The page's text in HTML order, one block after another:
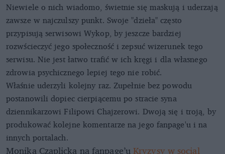
Niewiele o nich wiadomo, świetnie się maskują i uderzają
zawsze w najczulszy punkt. Swoje "dzieła" często
przypisują serwisowi Wykop, by jeszcze bardziej
rozwścieczyć jego społeczność i zepsuć wizerunek tego
serwisu. Nie jest łatwo trafić w ich kręgi i dla własnego
zdrowia psychicznego lepiej tego nie robić.
Właśnie uderzyli kolejny raz. Zupełnie bez powodu
postanowili dopiec cierpiącemu po stracie syna
dziennikarzowi Filipowi Chajzerowi. Dwoją się i troją, by
produkować kolejne komentarze na jego fanpage'u i na
innych portalach.
Monika Czaplicka na fanpage’uKryzysy w social